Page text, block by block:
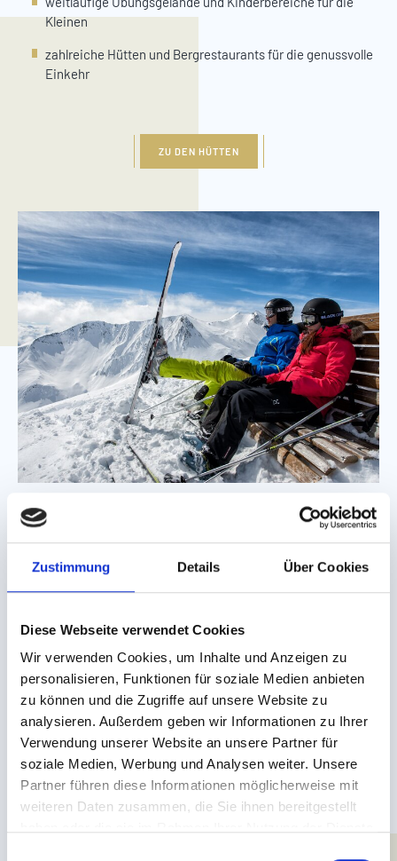
Zustimmung Details Über Cookies
Diese Webseite verwendet Cookies
Wir verwenden Cookies, um Inhalte und Anzeigen zu
personalisieren, Funktionen für soziale Medien anbieten
zu können und die Zugriffe auf unsere Website zu
analysieren. Außerdem geben wir Informationen zu Ihrer
Verwendung unserer Website an unsere Partner für
soziale Medien, Werbung und Analysen weiter. Unsere
Partner führen diese Informationen möglicherweise mit
weiteren Daten zusammen, die Sie ihnen bereitgestellt
Kleinen
zahlreiche Hütten und Bergrestaurants für die genussvolle
Einkehr
ZU DEN HÜTTEN
Rundum-Service im
Familienskigebiet
Im Skigebiet Serfaus-Fiss-Ladis sind Skitage vor allem eines:
herrlich stressfrei. Dafür sorgen nicht nur die
familienfreundlichen Pisten und Übungsareale, sondern auch
viele praktische Services für Familien.
Eigentlich beginnen die Annehmlichkeiten sogar schon bei der
Anreise. Die können Sie nämlich auch unbesorgt ohne Ihre
Skiausrüstung antreten. Vor Ort bieten zahlreiche Shops die
aktuellsten Ski- und Snowboardmodelle für Kinder und
Erwachsene zum Verleih.Weiter geht der Familienluxus beim
Die gesamte Ausrüstung lassen Sie sicher